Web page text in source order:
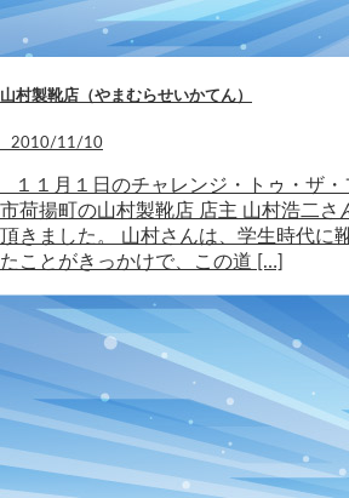
山村製靴店（やまむらせいかてん）
2010/11/10
１１月１日のチャレンジ・トゥ・ザ
市荷揚町の山村製靴店 店主 山村浩二さ
頂きました。 山村さんは、学生時代に
たことがきっかけで、この道 […]